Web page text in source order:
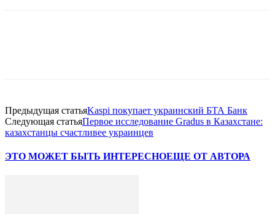
Предыдущая статьяKaspi покупает украинский БТА Банк
Следующая статьяПервое исследование Gradus в Казахстане:
казахстанцы счастливее украинцев
ЭТО МОЖЕТ БЫТЬ ИНТЕРЕСНОЕЩЕ ОТ АВТОРА